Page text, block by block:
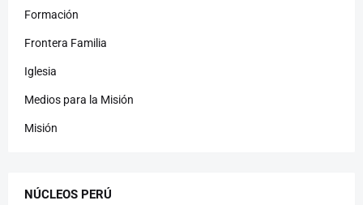
Formación
Frontera Familia
Iglesia
Medios para la Misión
Misión
NÚCLEOS PERÚ